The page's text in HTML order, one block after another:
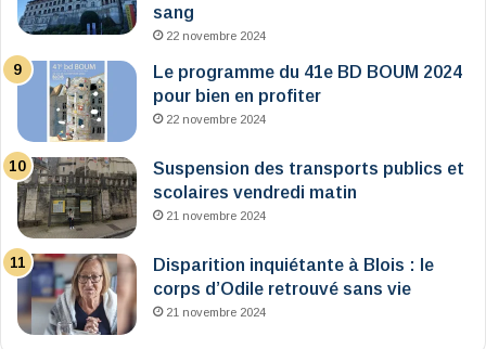
sang
22 novembre 2024
Le programme du 41e BD BOUM 2024
pour bien en profiter
22 novembre 2024
Suspension des transports publics et
scolaires vendredi matin
21 novembre 2024
Disparition inquiétante à Blois : le
corps d’Odile retrouvé sans vie
21 novembre 2024